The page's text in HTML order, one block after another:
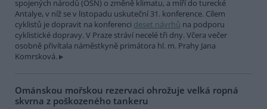
spojených národů (OSN) o změně klimatu, a míří do turecké
Antalye, v níž se v listopadu uskuteční 31. konference. Cílem
cyklistů je dopravit na konferenci deset návrhů na podporu
cyklistické dopravy. V Praze stráví necelé tři dny. Včera večer
osobně přivítala náměstkyně primátora hl. m. Prahy Jana
Komrsková.
Ománskou mořskou rezervaci ohrožuje velká ropná
skvrna z poškozeného tankeru